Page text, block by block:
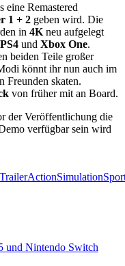
eine Remastered
1 + 2 geben wird. Die
in 4K neu aufgelegt
PS4 und Xbox One.
beiden Teile großer
könnt ihr nun auch im
Freunden skaten.
von früher mit an Board.
der Veröffentlichung die
verfügbar sein wird
TrailerActionSimulation